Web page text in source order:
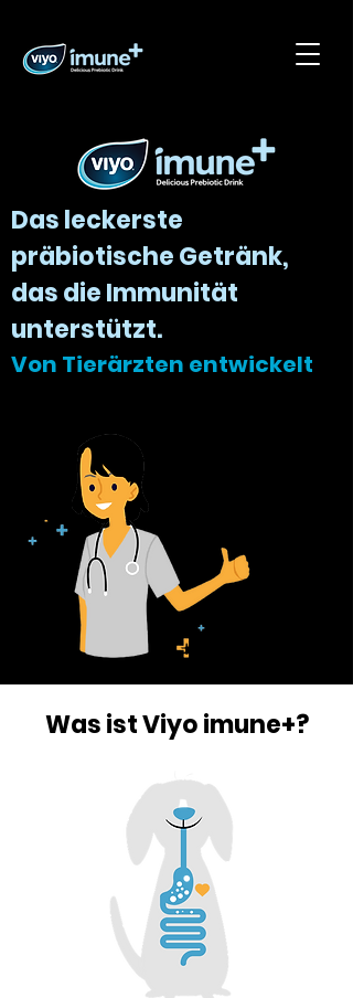
Das leckerste
präbiotische Getränk,
das die Immunität
unterstützt.
Von Tierärzten entwickelt
Was ist Viyo imune+?